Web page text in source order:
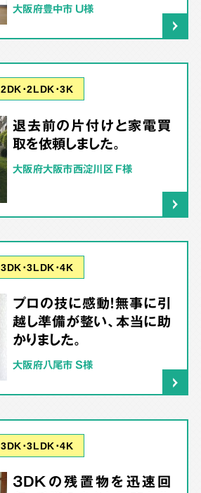
大阪府豊中市 U様
2DK･2LDK･3K
退去前の片付けと家電買
取を依頼しました。
大阪府大阪市西淀川区 F様
3DK･3LDK･4K
プロの技に感動！無事に引
越し準備が整い、本当に助
かりました。
大阪府八尾市 S様
3DK･3LDK･4K
3DKの残置物を迅速回